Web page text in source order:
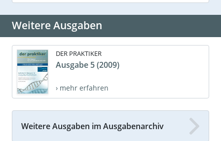
Weitere Ausgaben
DER PRAKTIKER
Ausgabe 5 (2009)
› mehr erfahren
Weitere Ausgaben im Ausgabenarchiv